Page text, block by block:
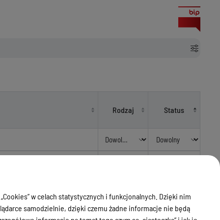
Rodzaj Status
i wysokości środków
Uchwały
w celach statystycznych i funkcjonalnych. Dzięki nim
samodzielnie, dzięki czemu żadne informacje nie będą